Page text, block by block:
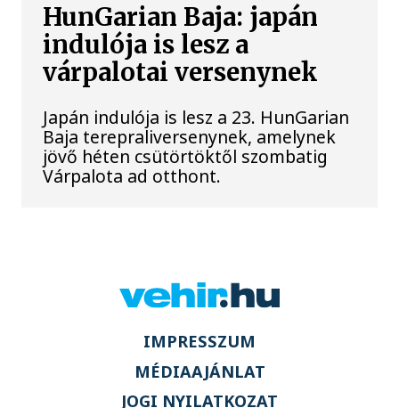
HunGarian Baja: japán
indulója is lesz a
várpalotai versenynek
Japán indulója is lesz a 23. HunGarian
Baja terepraliversenynek, amelynek
jövő héten csütörtöktől szombatig
Várpalota ad otthont.
IMPRESSZUM
MÉDIAAJÁNLAT
JOGI NYILATKOZAT